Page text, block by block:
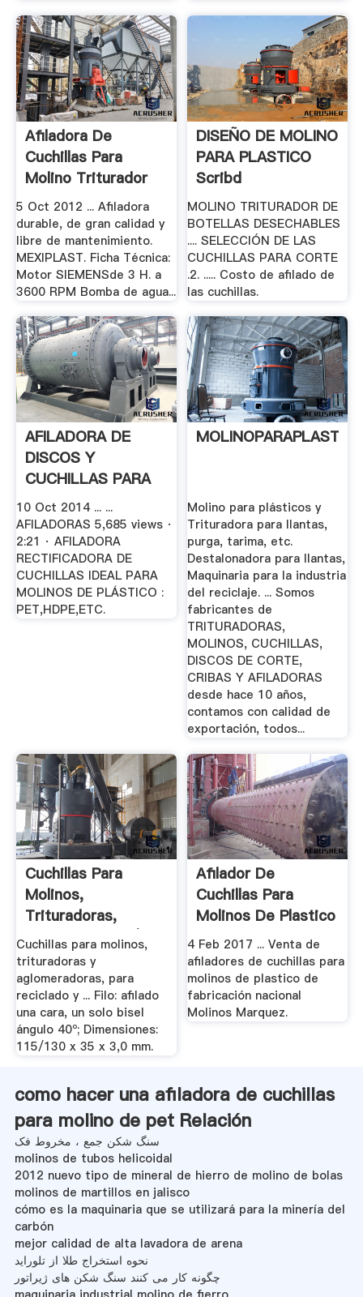
Afiladora De
Cuchillas Para
Molino Triturador
De Bote.
5 Oct 2012 ... Afiladora
durable, de gran calidad y
libre de mantenimiento.
MEXIPLAST. Ficha Técnica:
Motor SIEMENSde 3 H. a
3600 RPM Bomba de agua...
DISEÑO DE MOLINO
PARA PLASTICO
Scribd
MOLINO TRITURADOR DE
BOTELLAS DESECHABLES
.... SELECCIÓN DE LAS
CUCHILLAS PARA CORTE
.2. ..... Costo de afilado de
las cuchillas.
AFILADORA DE
DISCOS Y
CUCHILLAS PARA
PICADORAS DE.
10 Oct 2014 ... ...
AFILADORAS 5,685 views ·
2:21 · AFILADORA
RECTIFICADORA DE
CUCHILLAS IDEAL PARA
MOLINOS DE PLÁSTICO :
PET,HDPE,ETC.
Molino para plásticos y
Trituradora para llantas,
purga, tarima, etc.
Destalonadora para llantas,
Maquinaria para la industria
del reciclaje. ... Somos
fabricantes de
TRITURADORAS,
MOLINOS, CUCHILLAS,
DISCOS DE CORTE,
CRIBAS Y AFILADORAS
desde hace 10 años,
contamos con calidad de
exportación, todos...
Cuchillas Para
Molinos,
Trituradoras,
Aglomeradoras |.
Cuchillas para molinos,
trituradoras y
aglomeradoras, para
reciclado y ... Filo: afilado
una cara, un solo bisel
ángulo 40º; Dimensiones:
115/130 x 35 x 3,0 mm.
Afilador De
Cuchillas Para
Molinos De Plastico
.
4 Feb 2017 ... Venta de
afiladores de cuchillas para
molinos de plastico de
fabricación nacional
Molinos Marquez.
como hacer una afiladora de cuchillas
para molino de pet Relación
سنگ شکن جمع ، مخروط فک
molinos de tubos helicoidal
2012 nuevo tipo de mineral de hierro de molino de bolas
molinos de martillos en jalisco
cómo es la maquinaria que se utilizará para la minería del
carbón
mejor calidad de alta lavadora de arena
نحوه استخراج طلا از تلوراید
چگونه کار می کنند سنگ شکن های ژیراتور